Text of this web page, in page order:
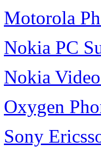
Motorola
Nokia PC
Nokia
Oxygen
Sony